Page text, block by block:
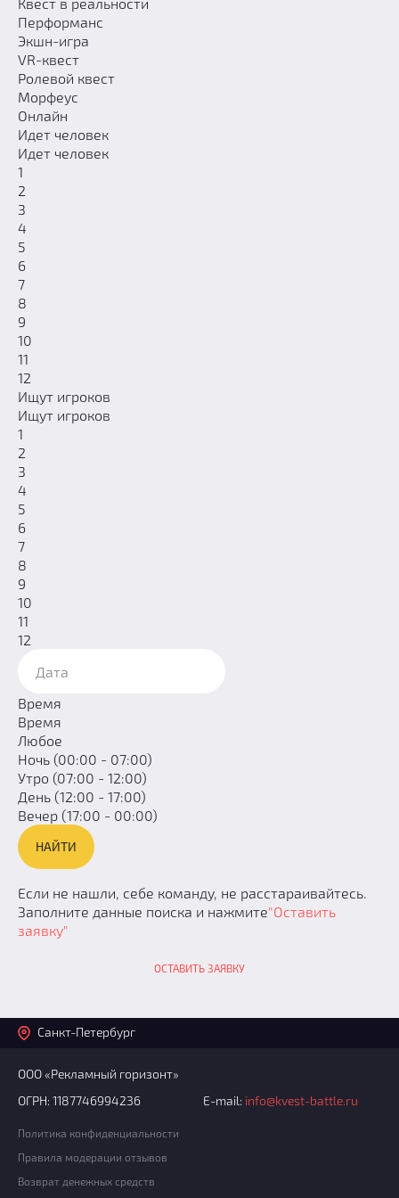
Новости
Добавить квест
Партнерам
Перформанс
Экшн-игра
VR-квест
Ролевой квест
Морфеус
Онлайн
Идет человек
Идет человек
1
2
3
4
5
6
7
8
9
10
11
12
Ищут игроков
Ищут игроков
1
2
3
4
5
6
7
8
9
10
11
12
Время
Время
Любое
Ночь (00:00 - 07:00)
Утро (07:00 - 12:00)
День (12:00 - 17:00)
Вечер (17:00 - 00:00)
Если не нашли, себе команду, не расстараивайтесь.
Заполните данные поиска и нажмите"Оставить
заявку"
ОСТАВИТЬ ЗАЯВКУ
Санкт-Петербург
ООО «Рекламный горизонт»
ОГРН: 1187746994236
E-mail: info@kvest-battle.ru
Политика конфиденциальности
Правила модерации отзывов
Возврат денежных средств